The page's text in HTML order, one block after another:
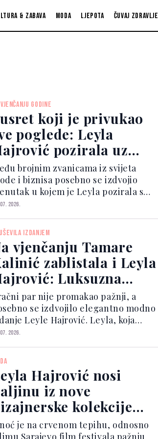
& zabava Moda Ljepota Čuvaj zdravlje
GODINE
koji je privukao
poglede: Leyla
pozirala uz
Campbell
brojnim zvanicama iz svijeta
i biznisa posebno se izdvojio
u kojem je Leyla pozirala s
od najpoznatijih manekenki
susret brzo je privukao
pratitelja, a fotogra...
2026.
IZDANJEM
vjenčanju Tamare
zablistala i Leyla
Luksuzna
ukrala pažnju
par nije promakao pažnji, a
se izdvojilo elegantno modno
Leyle Hajrović. Leyla, koja
njeguje prijateljski odnos s
je nekoliko trenutaka s
uključujući fotog...
2026.
Hajrović nosi
iz nove
kolekcije
a prije ostalih
je na crvenom tepihu, odnosno